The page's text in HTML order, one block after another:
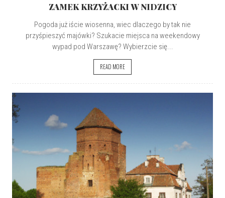
ZAMEK KRZYŻACKI W NIDZICY
Pogoda już iście wiosenna, wiec dlaczego by tak nie
przyśpieszyć majówki? Szukacie miejsca na weekendowy
wypad pod Warszawę? Wybierzcie się...
READ MORE